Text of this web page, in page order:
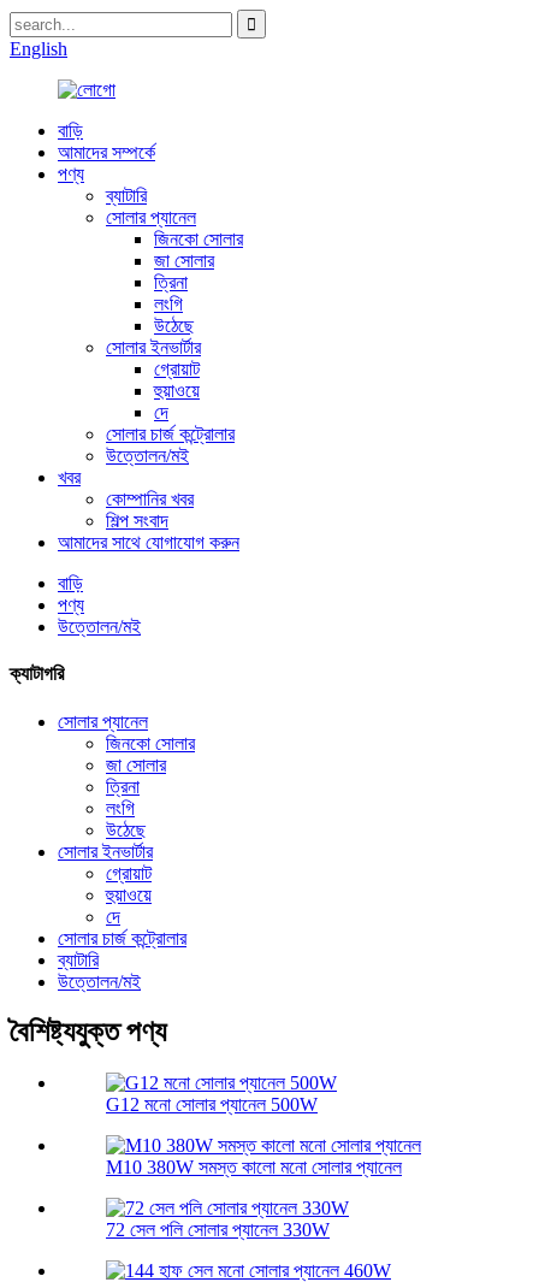
English
বাড়ি
আমাদের সম্পর্কে
পণ্য
ব্যাটারি
সোলার প্যানেল
জিনকো সোলার
জা সোলার
ত্রিনা
লংগি
উঠেছে
সোলার ইনভার্টার
গ্রোয়াট
হুয়াওয়ে
দে
সোলার চার্জ কন্ট্রোলার
উত্তোলন/মই
খবর
কোম্পানির খবর
শিল্প সংবাদ
আমাদের সাথে যোগাযোগ করুন
বাড়ি
পণ্য
উত্তোলন/মই
ক্যাটাগরি
সোলার প্যানেল
জিনকো সোলার
জা সোলার
ত্রিনা
লংগি
উঠেছে
সোলার ইনভার্টার
গ্রোয়াট
হুয়াওয়ে
দে
সোলার চার্জ কন্ট্রোলার
ব্যাটারি
উত্তোলন/মই
বৈশিষ্ট্যযুক্ত পণ্য
G12 মনো সোলার প্যানেল 500W
M10 380W সমস্ত কালো মনো সোলার প্যানেল
72 সেল পলি সোলার প্যানেল 330W